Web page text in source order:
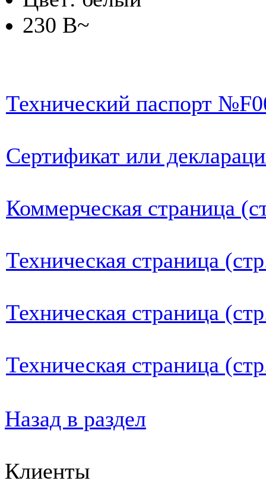
230 В~
Технический паспорт
Сертификат или
Коммерческая страница
Техническая страница
Техническая страница
Техническая страница
Назад в раздел
Клиенты